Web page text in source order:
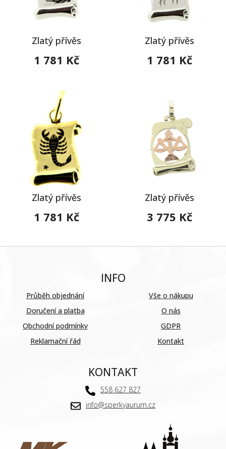
Zlatý přívěs
1 781 Kč
Zlatý přívěs
1 781 Kč
Zlatý přívěs
1 781 Kč
Zlatý přívěs
3 775 Kč
INFO
Průběh objednání
Doručení a platba
Obchodní podmínky
Reklamační řád
Vše o nákupu
O nás
GDPR
Kontakt
KONTAKT
558 627 827
info@sperkyaurum.cz